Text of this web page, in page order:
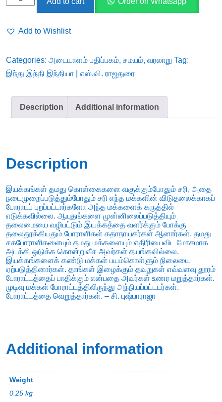
ராஜதுரை
quantity
Add to Wishlist
Categories: அடையாளம் பதிப்பகம், சமயம், வரலாறு Tag:
இந்து இந்தி இந்தியா | எஸ்.வி. ராஜதுரை
Description Additional information
Description
இயக்கங்கள் தமது கொள்கைகளை வகுக்கும்போதும் சரி, அதை
நடைமுறைப்படுத்தும்போதும் சரி எந்த மக்களின் விடுதலைக்காகப்
போராடப் புறப்பட்டார்களோ அந்த மக்களைக் கருத்தில்
எடுக்கவில்லை. ஆயுதங்களை முன்னிலைப்படுத்தியும்
தலைமையை வழிபட்டும் இயக்கத்தை வளர்க்கும் போக்கு
தலைதூக்கியதும் போராளிகள் கதாநாயகர்கள் ஆனார்கள். தமது
சகபோராளிகளையும் தமது மக்களையும் எதிரியைவிட மோசமாக
அடக்கி ஒடுக்க கொன்றுவீச அவர்கள் தயங்கவில்லை.
இயக்கங்களைக் கண்டு மக்கள் பயம்கொள்ளும் நிலையை
ஏற்படுத்தினார்கள். தாங்கள் இழைக்கும் தவறுகள் எவ்வளவு தூரம்
போராட்டத்தைப் பாதிக்கும் என்பதை அவர்கள் உணர மறுத்தார்கள்.
முடிவு மக்கள் போராட்டத்திலிருந்து அந்நியப்பட்டடர்கள்.
போராட்டத்தை வெறுத்தார்கள். – சி. புஷ்பாராஜா
Additional information
Weight
0.25 kg